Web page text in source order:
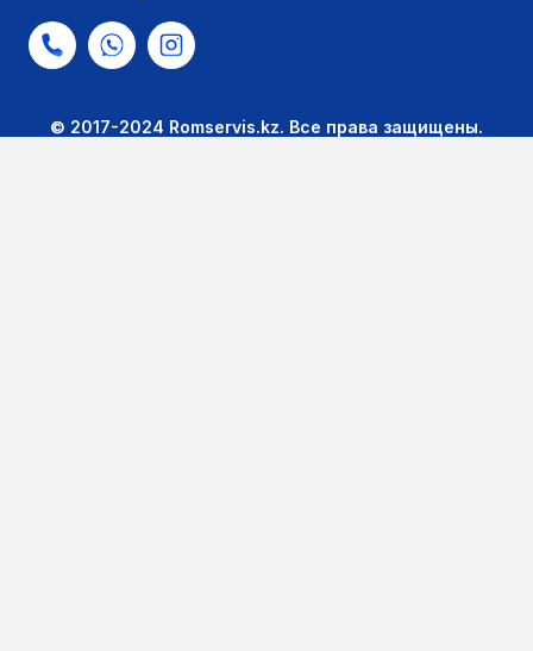
© 2017-2024 Romservis.kz. Все права защищены.